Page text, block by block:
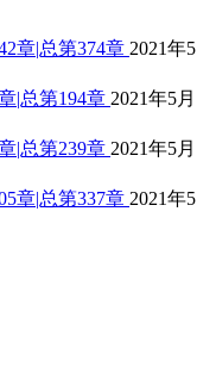
章|总第374章 2021年5
|总第194章 2021年5月
|总第239章 2021年5月
章|总第337章 2021年5